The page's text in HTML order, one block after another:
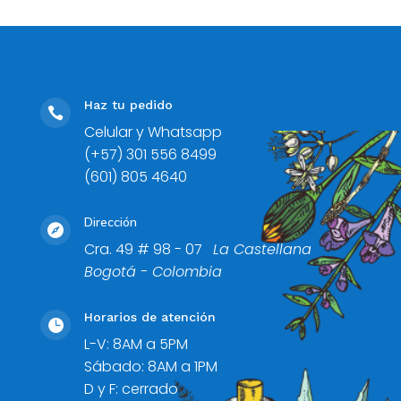
 Haz tu pedido
Celular y Whatsapp
(+57) 301 556 8499
(601) 805 4640
 Dirección
Cra. 49 # 98 - 07 La Castellana
Bogotá - Colombia
 Horarios de atención
L-V: 8AM a 5PM
Sábado: 8AM a 1PM
D y F: cerrado